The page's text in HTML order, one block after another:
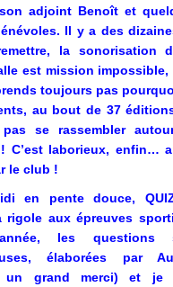
adjoint Benoît et
Il y a des
la sonorisation
est mission impossible,
toujours pas
au bout de 37
se rassembler
C’est laborieux, enfin…
le club !
en pente douce,
rigole aux épreuves
les questions
élaborées par
un grand merci) et je